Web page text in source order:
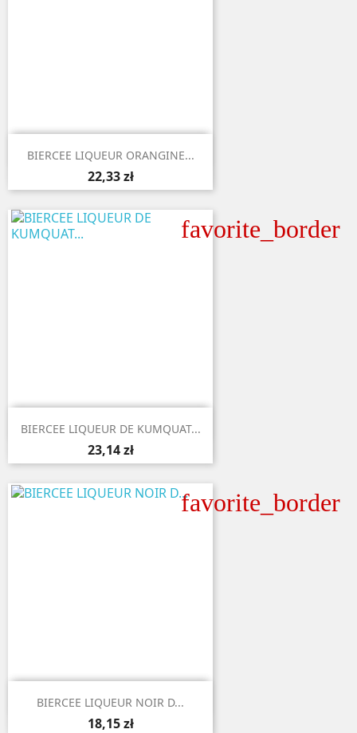
 Aperçu rapide
BIERCEE LIQUEUR ORANGINE...
22,33 zł
favorite_border
 Aperçu rapide
BIERCEE LIQUEUR DE KUMQUAT...
23,14 zł
favorite_border
 Aperçu rapide
BIERCEE LIQUEUR NOIR D...
18,15 zł